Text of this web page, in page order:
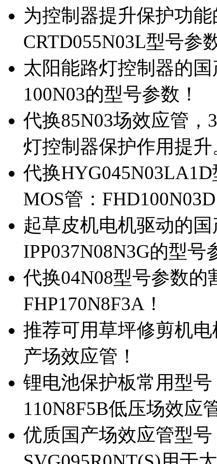
为控制器提升保护功
CRTD055N03L型号参
太阳能路灯控制器的
100N03的型号参数！
代换85N03场效应管
灯控制器保护作用提升
代换
MOS管：
起草皮机电机驱动的
IPP037N08N3G的型号
代换04N08型号参数
FHP170N8F3A！
推荐可用草坪修剪机电
产场效应管！
锂电池保护板常用型号
110N8F5B低压场效应
优质国产场效应管型